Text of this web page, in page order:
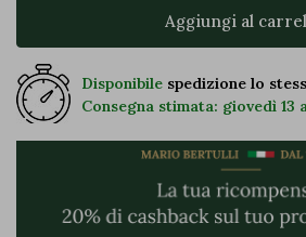
Aggiungi al
Disponibile spedizione lo
Consegna stimata: giovedì 13